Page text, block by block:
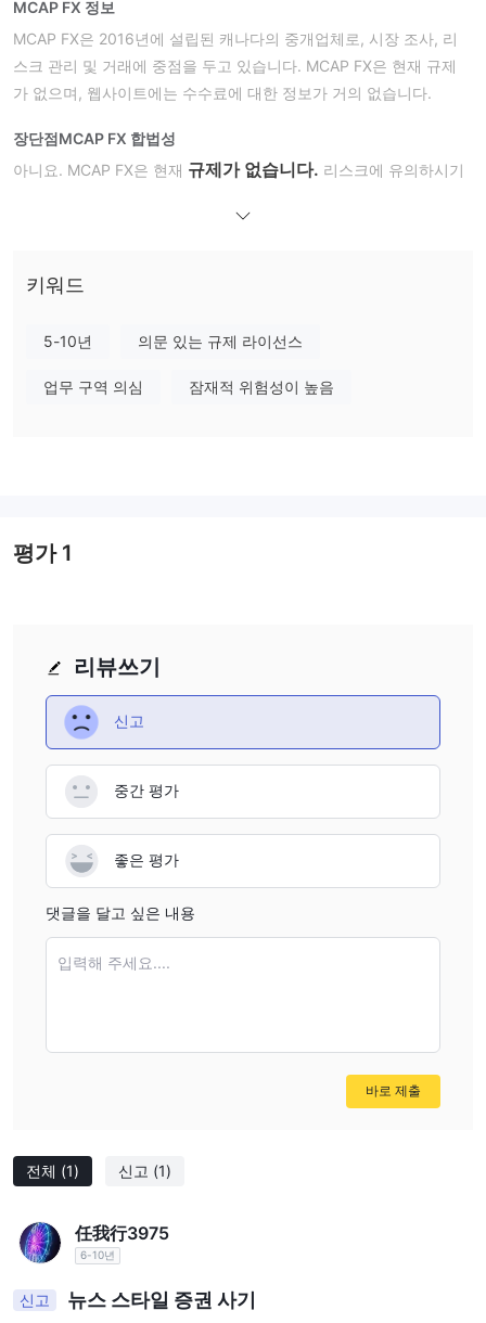
MCAP FX 정보
MCAP FX은 2016년에 설립된 캐나다의 중개업체로, 시장 조사, 리
스크 관리 및 거래에 중점을 두고 있습니다. MCAP FX은 현재 규제
가 없으며, 웹사이트에는 수수료에 대한 정보가 거의 없습니다.
장단점MCAP FX 합법성
아니요. MCAP FX은 현재 규제가 없습니다. 리스크에 유의하시기
MCAP FX은 시장 조사, 리스크 관리 및 거래를 포함한 서비스를 제
공합니다.
키워드
5-10년 의문 있는 규제 라이선스
업무 구역 의심 잠재적 위험성이 높음
전체 (1) 신고 (1)
任我行3975
6-10년
신고 뉴스 스타일 증권 사기
리뷰쓰기
신고
중간 평가
좋은 평가
댓글을 달고 싶은 내용
입력해 주세요....
바로 제출
평가1